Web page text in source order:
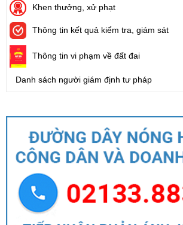
Khen thưởng, xử phạt
Thông tin kết quả kiểm tra, giám sát
Thông tin vi phạm về đất đai
Danh sách người giám định tư pháp